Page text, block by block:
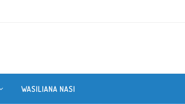
WASILIANA NASI